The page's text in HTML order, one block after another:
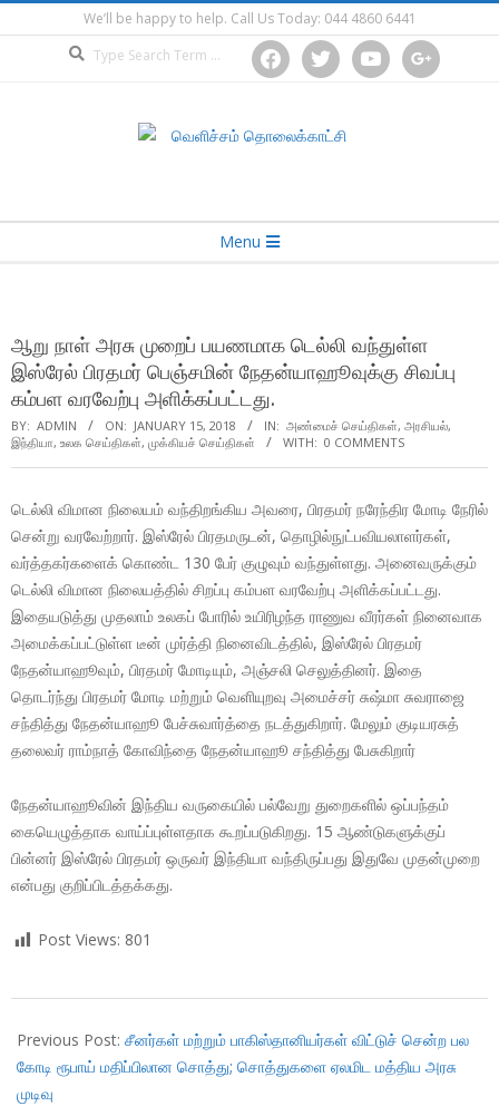
to
We’ll be happy to help. Call Us Today: 044 4860 6441
facebooktwitter youtube google
Menu
ஆறு நாள் அரசு முறைப் பயணமாக டெல்லி வந்துள்ள
இஸ்ரேல் பிரதமர் பெஞ்சமின் நேதன்யாஹூவுக்கு சிவப்பு
கம்பள வரவேற்பு அளிக்கப்பட்டது.
BY: ADMIN ON: JANUARY 15, 2018 IN: அண்மைச் செய்திகள், அரசியல்,
இந்தியா, உலக செய்திகள், முக்கியச் செய்திகள் WITH: 0 COMMENTS
டெல்லி விமான நிலையம் வந்திறங்கிய அவரை, பிரதமர் நரேந்திர மோடி நேரில்
சென்று வரவேற்றார். இஸ்ரேல் பிரதமருடன், தொழில்நுட்பவியலாளர்கள்,
வர்த்தகர்களைக் கொண்ட 130 பேர் குழுவும் வந்துள்ளது. அனைவருக்கும்
டெல்லி விமான நிலையத்தில் சிறப்பு கம்பள வரவேற்பு அளிக்கப்பட்டது.
இதையடுத்து முதலாம் உலகப் போரில் உயிரிழந்த ராணுவ வீரர்கள் நினைவாக
அமைக்கப்பட்டுள்ள டீன் முர்த்தி நினைவிடத்தில், இஸ்ரேல் பிரதமர்
நேதன்யாஹூவும், பிரதமர் மோடியும், அஞ்சலி செலுத்தினர். இதை
தொடர்ந்து பிரதமர் மோடி மற்றும் வெளியுறவு அமைச்சர் சுஷ்மா சுவராஜை
சந்தித்து நேதன்யாஹூ பேச்சுவார்த்தை நடத்துகிறார். மேலும் குடியரசுத்
தலைவர் ராம்நாத் கோவிந்தை நேதன்யாஹூ சந்தித்து பேசுகிறார்
நேதன்யாஹூவின் இந்திய வருகையில் பல்வேறு துறைகளில் ஒப்பந்தம்
கையெழுத்தாக வாய்ப்புள்ளதாக கூறப்படுகிறது. 15 ஆண்டுகளுக்குப்
பின்னர் இஸ்ரேல் பிரதமர் ஒருவர் இந்தியா வந்திருப்பது இதுவே முதன்முறை
என்பது குறிப்பிடத்தக்கது.
Post Views: 801
01-
15
Previous Post: சீனர்கள் மற்றும் பாகிஸ்தானியர்கள் விட்டுச் சென்ற பல
கோடி ரூபாய் மதிப்பிலான சொத்து; சொத்துகளை ஏலமிட மத்திய அரசு
முடிவு